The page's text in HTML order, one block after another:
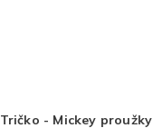
Tričko - Mickey proužky